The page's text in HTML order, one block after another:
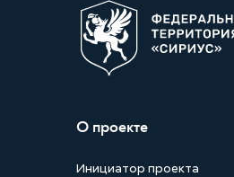
О проекте
Инициатор проекта